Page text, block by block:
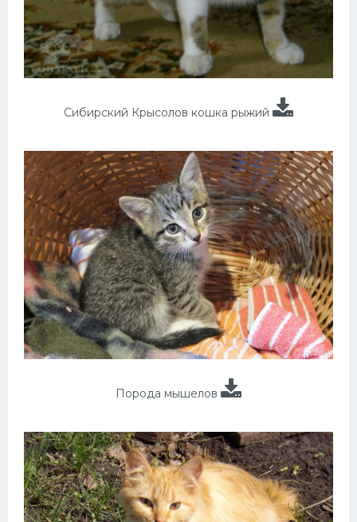
Сибирский Крысолов кошка рыжий
Порода мышелов